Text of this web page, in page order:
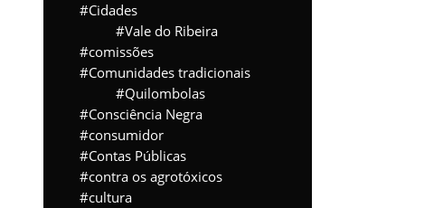
Cidades
Vale do Ribeira
comissões
Comunidades tradicionais
Quilombolas
Consciência Negra
consumidor
Contas Públicas
contra os agrotóxicos
cultura